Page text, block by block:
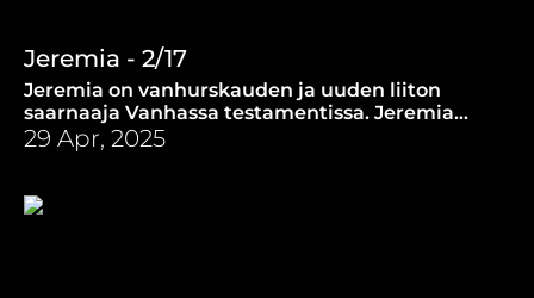
Jeremia - 2/17
Jeremia on vanhurskauden ja uuden liiton
saarnaaja Vanhassa testamentissa. Jeremia
muistuttaa Daavidille annetuista lupauksista.
29 Apr, 2025